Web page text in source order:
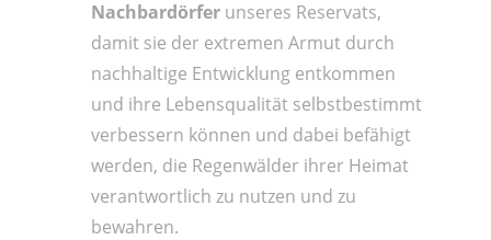
Nachbardörfer unseres Reservats,
damit sie der extremen Armut durch
nachhaltige Entwicklung entkommen
und ihre Lebensqualität selbstbestimmt
verbessern können und dabei befähigt
werden, die Regenwälder ihrer Heimat
verantwortlich zu nutzen und zu
bewahren.